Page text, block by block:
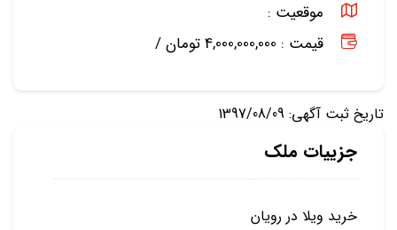
موقعیت :
قیمت : 4,000,000,000 تومان /
تاریخ ثبت آگهی: 1397/08/09
جزییات ملک
خرید ویلا در رویان